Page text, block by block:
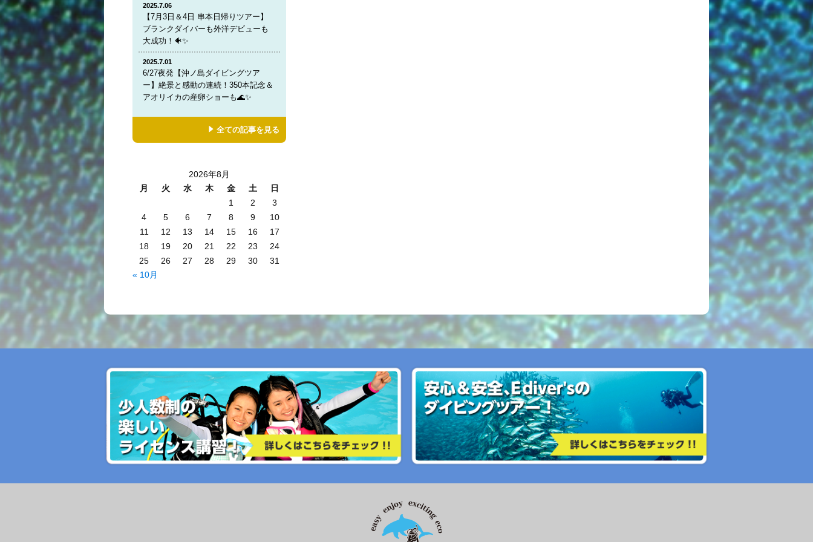
2025.7.06
【7月3日＆4日 串本日帰りツアー】
ブランクダイバーも外洋デビューも
大成功！🐠✨
2025.7.01
6/27夜発【沖ノ島ダイビングツア
ー】絶景と感動の連続！350本記念＆
アオリイカの産卵ショーも🌊✨
全ての記事を見る
2026年8月
月
火 水 木 金 土
日
1
2
3
4
5 6 7 8 9
10
11
12 13 14 15 16
17
18
19 20 21 22 23
24
25
26 27 28 29 30
31
« 10月